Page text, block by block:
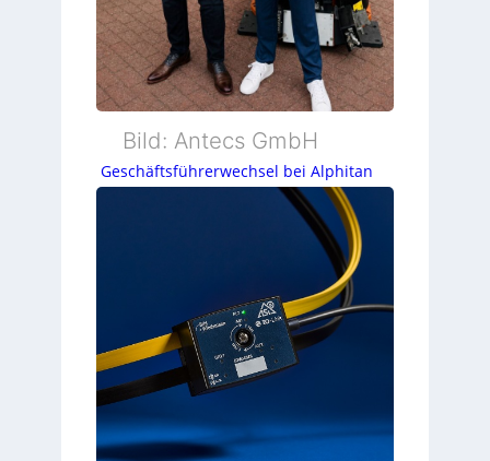
Bild: Antecs GmbH
Geschäftsführerwechsel bei Alphitan